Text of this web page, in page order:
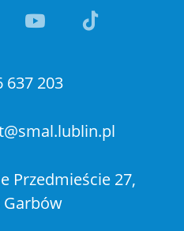
sie w nowej
otwiera sie w
Link otwiera
637 203
Przedmieście 27,
Garbów